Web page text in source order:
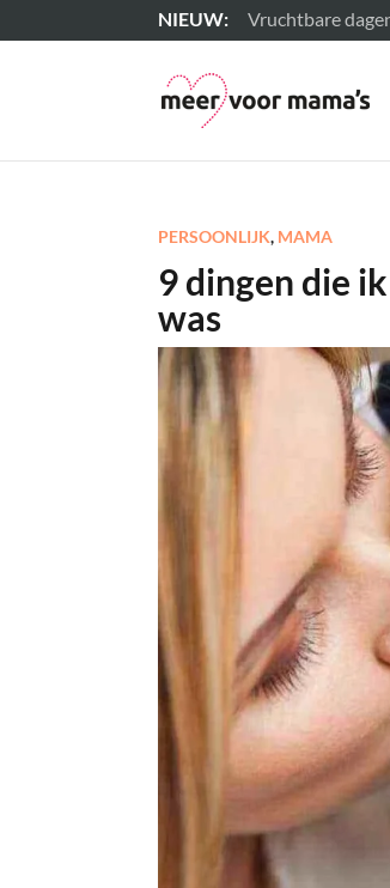
Vruchtbare
Lees meer
PERSOONLIJK, MAMA
9 dingen die
was